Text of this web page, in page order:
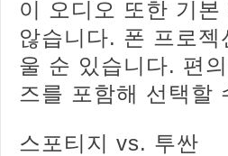
이 오디오 또한 기
않습니다. 폰 프로
울 순 있습니다. 편
즈를 포함해 선택할
스포티지 vs. 투싼